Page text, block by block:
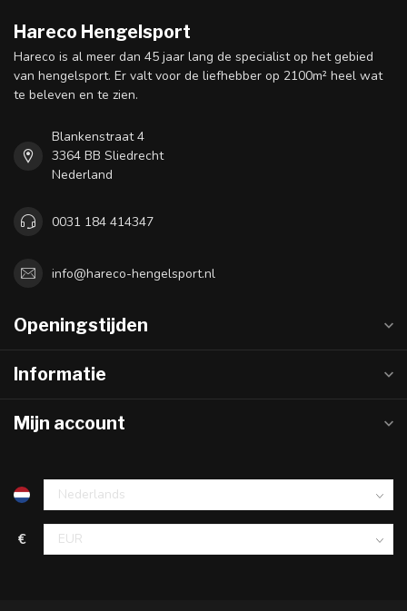
Hareco Hengelsport
Hareco is al meer dan 45 jaar lang de specialist op het gebied
van hengelsport. Er valt voor de liefhebber op 2100m² heel wat
te beleven en te zien.
Blankenstraat 4
3364 BB Sliedrecht
Nederland
0031 184 414347
info@hareco-hengelsport.nl
Openingstijden
Informatie
Mijn account
€